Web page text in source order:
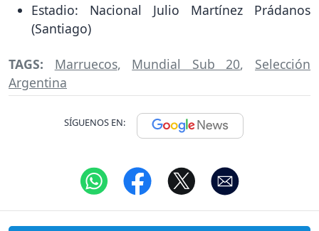
Estadio: Nacional Julio Martínez Prádanos
(Santiago)
TAGS: Marruecos, Mundial Sub 20, Selección
Argentina
SÍGUENOS EN: